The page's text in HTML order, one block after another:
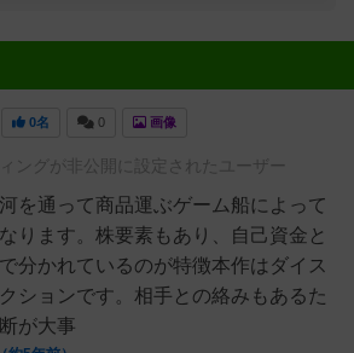
0名 0 画像
ングが非公開に設定されたユーザー
を通って商品運ぶゲーム船によって
ります。株要素もあり、自己資金と
分かれているのが特徴本作はダイス
ションです。相手との絡みもあるた
が大事